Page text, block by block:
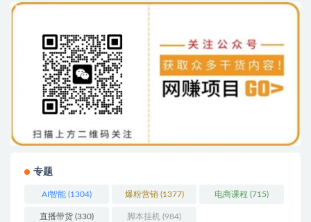
专题
AI智能 (1304) 爆粉营销 (1377) 电商课程 (715)
直播带货 (330) 脚本挂机 (984)